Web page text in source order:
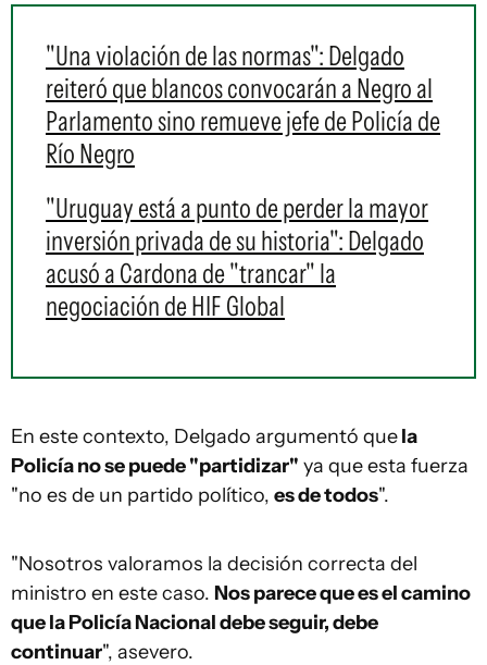
"Una violación de las normas": Delgado
reiteró que blancos convocarán a Negro al
Parlamento sino remueve jefe de Policía de
Río Negro
"Uruguay está a punto de perder la mayor
inversión privada de su historia": Delgado
acusó a Cardona de "trancar" la
negociación de HIF Global
En este contexto, Delgado argumentó quela
Policía no se puede "partidizar" ya que esta fuerza
"no es de un partido político, es de todos".
"Nosotros valoramos la decisión correcta del
ministro en este caso. Nos parece que es el camino
que la Policía Nacional debe seguir, debe
continuar", asevero.